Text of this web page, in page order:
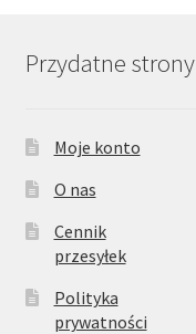
Przydatne strony
Moje konto
O nas
Cennik
przesyłek
Polityka
prywatności